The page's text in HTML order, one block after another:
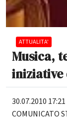
ATTUALITA'
Musica,
iniziative
30.07.2010 17:21
COMUNICATO